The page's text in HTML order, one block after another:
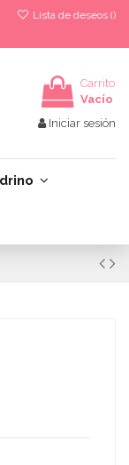
Lista de deseos ()
Carrito
Vacío
Iniciar sesión